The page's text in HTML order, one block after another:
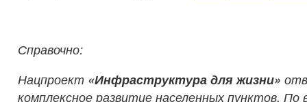
Справочно:
Нацпроект «Инфраструктура для жизни»
комплексное развитие населенных пунктов. По